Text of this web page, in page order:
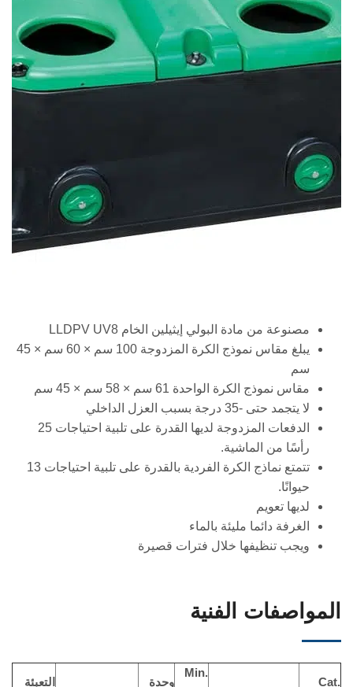
مصنوعة من مادة البولي إيثيلين الخام LLDPV UV8
يبلغ مقاس نموذج الكرة المزدوجة 100 سم × 60 سم × 45
سم
مقاس نموذج الكرة الواحدة 61 سم × 58 سم × 45 سم
لا يتجمد حتى -35 درجة بسبب العزل الداخلي
الدفعات المزدوجة لديها القدرة على تلبية احتياجات 25
رأسًا من الماشية.
تتمتع نماذج الكرة الفردية بالقدرة على تلبية احتياجات 13
حيوانًا.
لديها تعويم
الغرفة دائما مليئة بالماء
ويجب تنظيفها خلال فترات قصيرة
المواصفات الفنية
Cat.
Min.
وحدة التعبئة